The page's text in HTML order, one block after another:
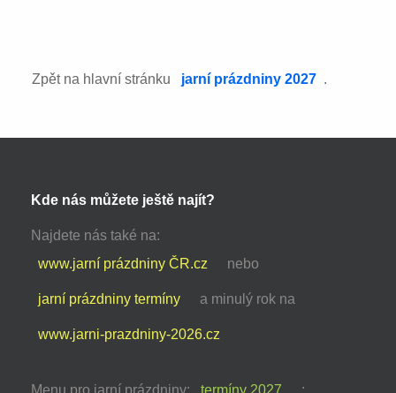
Zpět na hlavní stránku jarní prázdniny 2027 .
Kde nás můžete ještě najít?
Najdete nás také na:
www.jarní prázdniny ČR.cz
nebo
jarní prázdniny termíny a minulý rok na
www.jarni-prazdniny-2026.cz